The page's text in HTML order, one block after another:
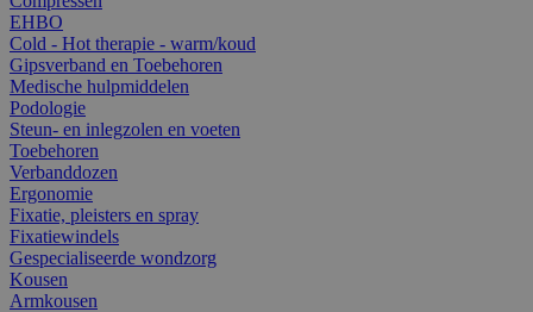
EHBO
Cold - Hot therapie - warm/koud
Gipsverband en Toebehoren
Medische hulpmiddelen
Podologie
Steun- en inlegzolen en voeten
Toebehoren
Verbanddozen
Ergonomie
Fixatie, pleisters en spray
Fixatiewindels
Gespecialiseerde wondzorg
Kousen
Armkousen